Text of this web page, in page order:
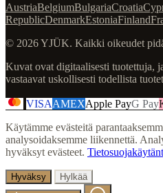
AustriaBelgiumBulgariaCroatia
RepublicDenmarkEstoniaFinland
© 2026 YJÜK. Kaikki oikeudet
Kuvat ovat digitaalisesti tuotettuja,
vastaavat uskollisesti todellista
VISAAMEXApple PayG Pay
Käytämme evästeitä
analysoidaksemme liikennettä.
hyväksyt evästeet.
Hyväksy Hylkää